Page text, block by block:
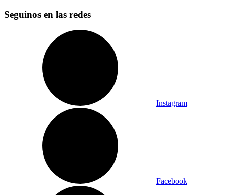
Seguinos en las redes
Instagram
Facebook